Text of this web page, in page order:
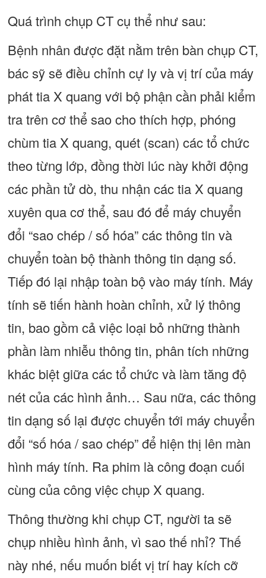
Quá trình chụp CT cụ thể như sau:
Bệnh nhân được đặt nằm trên bàn chụp CT,
bác sỹ sẽ điều chỉnh cự ly và vị trí của máy
phát tia X quang với bộ phận cần phải kiểm
tra trên cơ thể sao cho thích hợp, phóng
chùm tia X quang, quét (scan) các tổ chức
theo từng lớp, đồng thời lúc này khởi động
các phần tử dò, thu nhận các tia X quang
xuyên qua cơ thể, sau đó để máy chuyển
đổi “sao chép / số hóa” các thông tin và
chuyển toàn bộ thành thông tin dạng số.
Tiếp đó lại nhập toàn bộ vào máy tính. Máy
tính sẽ tiến hành hoàn chỉnh, xử lý thông
tin, bao gồm cả việc loại bỏ những thành
phần làm nhiễu thông tin, phân tích những
khác biệt giữa các tổ chức và làm tăng độ
nét của các hình ảnh… Sau nữa, các thông
tin dạng số lại được chuyển tới máy chuyển
đổi “số hóa / sao chép” để hiện thị lên màn
hình máy tính. Ra phim là công đoạn cuối
cùng của công việc chụp X quang.
Thông thường khi chụp CT, người ta sẽ
chụp nhiều hình ảnh, vì sao thế nhỉ? Thế
này nhé, nếu muốn biết vị trí hay kích cỡ